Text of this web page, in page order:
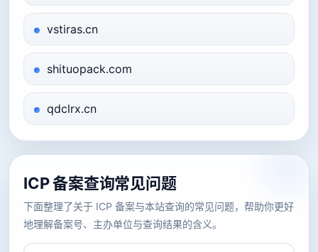
vstiras.cn
shituopack.com
qdclrx.cn
ICP 备案查询常见问题
下面整理了关于 ICP 备案与本站查询的常见问题，帮助你更好
地理解备案号、主办单位与查询结果的含义。